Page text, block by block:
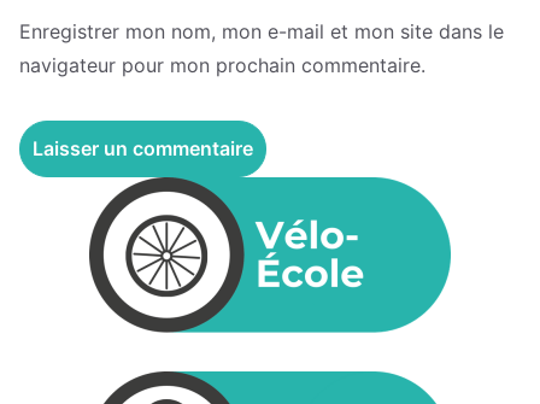
Enregistrer mon nom, mon e-mail et mon site dans le
navigateur pour mon prochain commentaire.